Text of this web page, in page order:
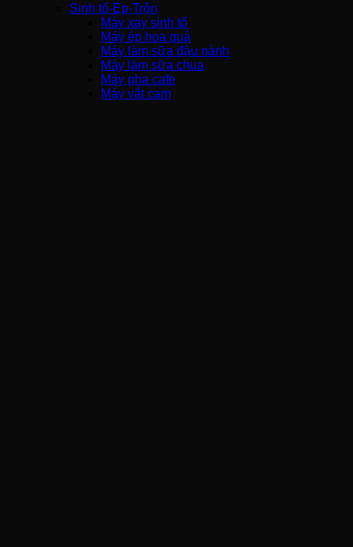
Sinh tố-Ép-Trộn
Máy xay sinh tố
Máy ép hoa quả
Máy làm sữa đậu nành
Máy làm sữa chua
Máy pha cafe
Máy vắt cam